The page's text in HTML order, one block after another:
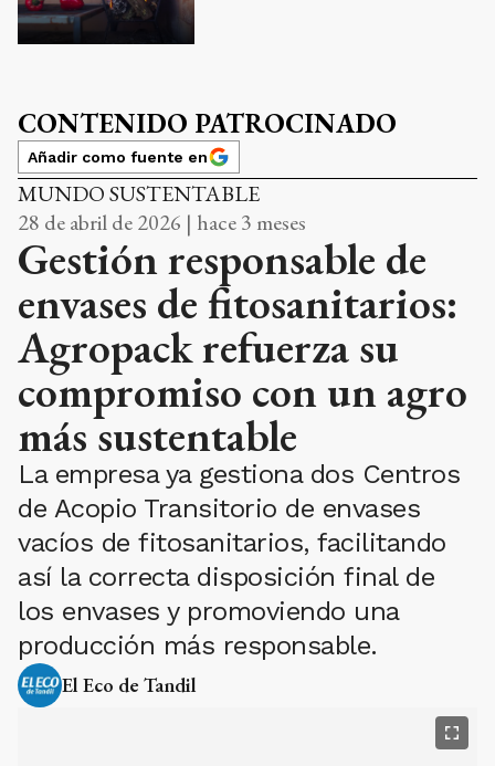
CONTENIDO PATROCINADO
Añadir como fuente en
MUNDO SUSTENTABLE
28 de abril de 2026 | hace 3 meses
Gestión responsable de
envases de fitosanitarios:
Agropack refuerza su
compromiso con un agro
más sustentable
La empresa ya gestiona dos Centros
de Acopio Transitorio de envases
vacíos de fitosanitarios, facilitando
así la correcta disposición final de
los envases y promoviendo una
producción más responsable.
El Eco de Tandil